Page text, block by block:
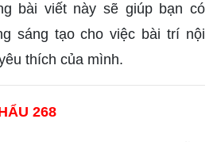
bài viết này sẽ giúp bạn có
sáng tạo cho việc bài trí nội
thích của mình.
268